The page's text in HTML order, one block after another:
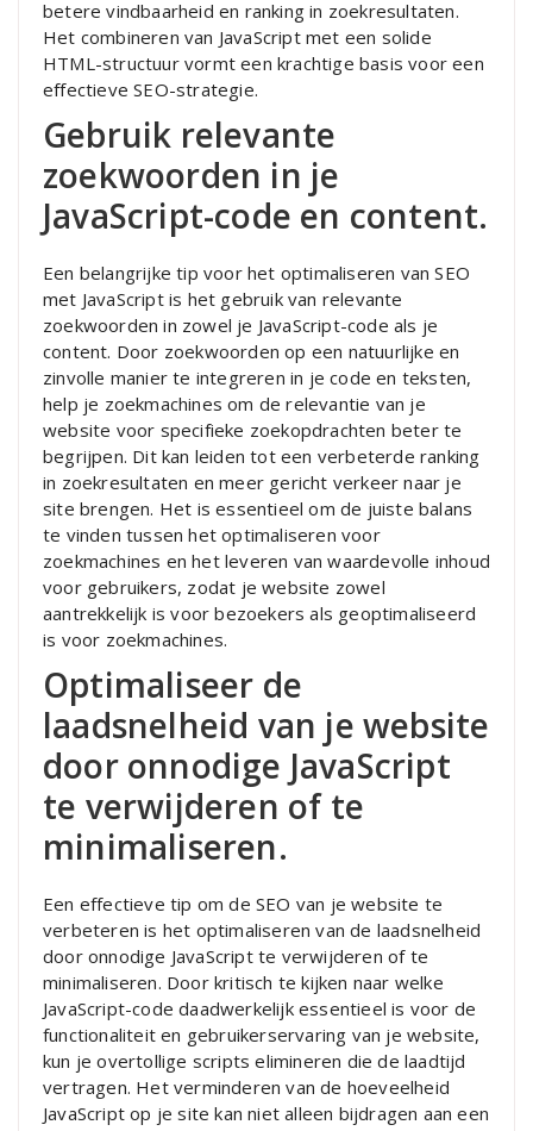
betere vindbaarheid en ranking in zoekresultaten.
Het combineren van JavaScript met een solide
HTML-structuur vormt een krachtige basis voor een
effectieve SEO-strategie.
Gebruik relevante
zoekwoorden in je
JavaScript-code en content.
Een belangrijke tip voor het optimaliseren van SEO
met JavaScript is het gebruik van relevante
zoekwoorden in zowel je JavaScript-code als je
content. Door zoekwoorden op een natuurlijke en
zinvolle manier te integreren in je code en teksten,
help je zoekmachines om de relevantie van je
website voor specifieke zoekopdrachten beter te
begrijpen. Dit kan leiden tot een verbeterde ranking
in zoekresultaten en meer gericht verkeer naar je
site brengen. Het is essentieel om de juiste balans
te vinden tussen het optimaliseren voor
zoekmachines en het leveren van waardevolle inhoud
voor gebruikers, zodat je website zowel
aantrekkelijk is voor bezoekers als geoptimaliseerd
is voor zoekmachines.
Optimaliseer de
laadsnelheid van je website
door onnodige JavaScript
te verwijderen of te
minimaliseren.
Een effectieve tip om de SEO van je website te
verbeteren is het optimaliseren van de laadsnelheid
door onnodige JavaScript te verwijderen of te
minimaliseren. Door kritisch te kijken naar welke
JavaScript-code daadwerkelijk essentieel is voor de
functionaliteit en gebruikerservaring van je website,
kun je overtollige scripts elimineren die de laadtijd
vertragen. Het verminderen van de hoeveelheid
JavaScript op je site kan niet alleen bijdragen aan een